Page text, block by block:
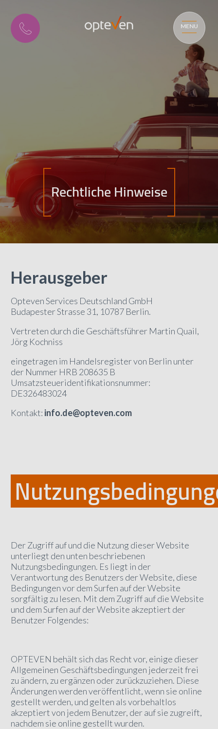
MENU
Rechtliche Hinweise
Herausgeber
Opteven Services Deutschland GmbH
Budapester Strasse 31, 10787 Berlin.
Vertreten durch die Geschäftsführer Martin Quail,
Jörg Kochniss
eingetragen im Handelsregister von Berlin unter
der Nummer HRB 208635 B
Umsatzsteueridentifikationsnummer:
DE326483024
Kontakt: info.de@opteven.com
Der Zugriff auf und die Nutzung dieser Website
unterliegt den unten beschriebenen
Nutzungsbedingungen. Es liegt in der
Verantwortung des Benutzers der Website, diese
Bedingungen vor dem Surfen auf der Website
sorgfältig zu lesen. Mit dem Zugriff auf die Website
und dem Surfen auf der Website akzeptiert der
Benutzer Folgendes:
OPTEVEN behält sich das Recht vor, einige dieser
Allgemeinen Geschäftsbedingungen jederzeit frei
zu ändern, zu ergänzen oder zurückzuziehen. Diese
Änderungen werden veröffentlicht, wenn sie online
gestellt werden, und gelten als vorbehaltlos
akzeptiert von jedem Benutzer, der auf sie zugreift,
nachdem sie online gestellt wurden.